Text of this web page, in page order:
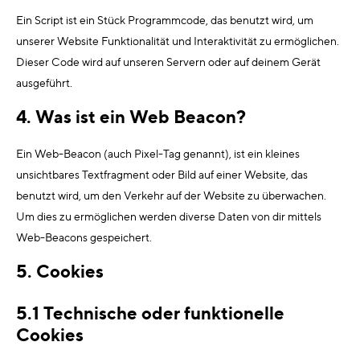
Ein Script ist ein Stück Programmcode, das benutzt wird, um
unserer Website Funktionalität und Interaktivität zu ermöglichen.
Dieser Code wird auf unseren Servern oder auf deinem Gerät
ausgeführt.
4. Was ist ein Web Beacon?
Ein Web-Beacon (auch Pixel-Tag genannt), ist ein kleines
unsichtbares Textfragment oder Bild auf einer Website, das
benutzt wird, um den Verkehr auf der Website zu überwachen.
Um dies zu ermöglichen werden diverse Daten von dir mittels
Web-Beacons gespeichert.
5. Cookies
5.1 Technische oder funktionelle
Cookies